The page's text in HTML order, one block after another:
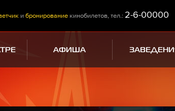
и бронирование кинобилетов, тел.: 2-6-00000
АФИША